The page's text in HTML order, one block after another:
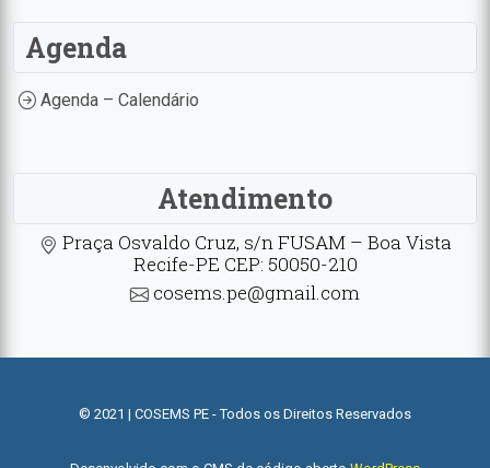
Agenda
Agenda – Calendário
Atendimento
Praça Osvaldo Cruz, s/n FUSAM – Boa Vista
Recife-PE CEP: 50050-210
cosems.pe@gmail.com
© 2021 | COSEMS PE - Todos os Direitos Reservados